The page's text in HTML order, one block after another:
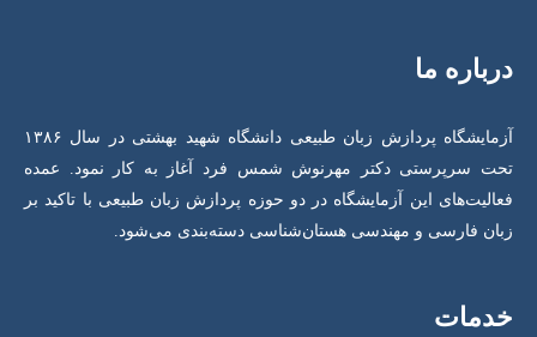
درباره ما
آزمایشگاه پردازش زبان طبیعی دانشگاه شهید بهشتی در سال ۱۳۸۶
تحت سرپرستی دکتر مهرنوش شمس فرد آغاز به کار نمود. عمده
فعالیت‌های این آزمایشگاه در دو حوزه پردازش زبان طبیعی با تاکید بر
زبان فارسی و مهندسی هستان‌شناسی دسته‌بندی می‌شود.
خدمات